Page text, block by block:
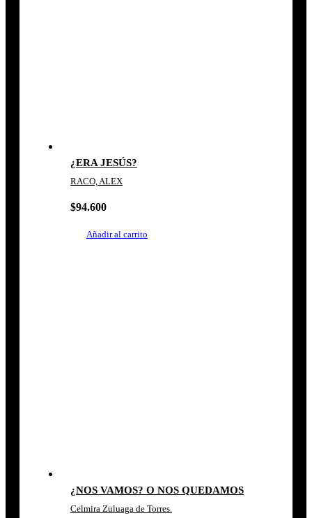
¿ERA JESÚS?
RACO, ALEX
$94.600
Añadir al carrito
¿NOS VAMOS? O NOS QUEDAMOS
Celmira Zuluaga de Torres.